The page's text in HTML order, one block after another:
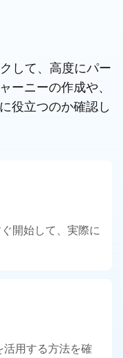
して、高度にパー
ーニーの作成や、
役立つのか確認し
開始して、実際に
用する方法を確